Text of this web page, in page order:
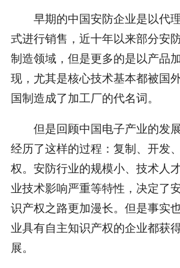
早期的中国安防企业是以代
式进行销售，近十年以来部分安
制造领域，但是更多的是以产品
现，尤其是核心技术基本都被国
国制造成了加工厂的代名词。
但是回顾中国电子产业的发
经历了这样的过程：复制、开发
权。安防行业的规模小、技术人
业技术影响严重等特性，决定了
识产权之路更加漫长。但是事实
业具有自主知识产权的企业都获
展。